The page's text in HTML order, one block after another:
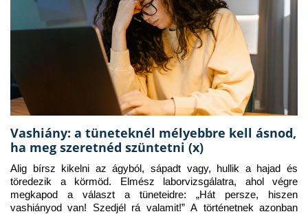
Vashiány: a tüneteknél mélyebbre kell ásnod,
ha meg szeretnéd szüntetni (x)
Alig bírsz kikelni az ágyból, sápadt vagy, hullik a hajad és
töredezik a körmöd. Elmész laborvizsgálatra, ahol végre
megkapod a választ a tüneteidre: „Hát persze, hiszen
vashiányod van! Szedjél rá valamit!” A történetnek azonban